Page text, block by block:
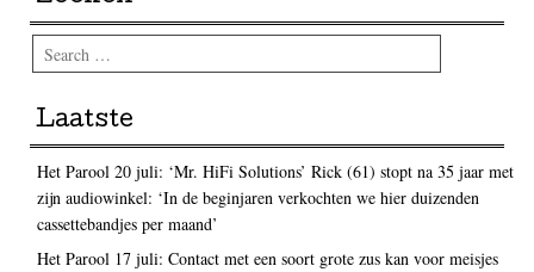
Search
Laatste
Het Parool 20 juli: ‘Mr. HiFi Solutions’ Rick (61) stopt na 35 jaar met
zijn audiowinkel: ‘In de beginjaren verkochten we hier duizenden
cassettebandjes per maand’
Het Parool 17 juli: Contact met een soort grote zus kan voor meisjes